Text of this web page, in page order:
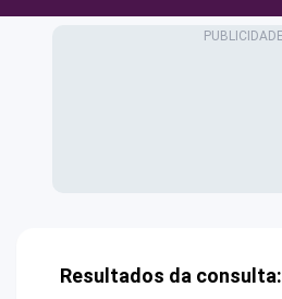
Resultados da consulta: